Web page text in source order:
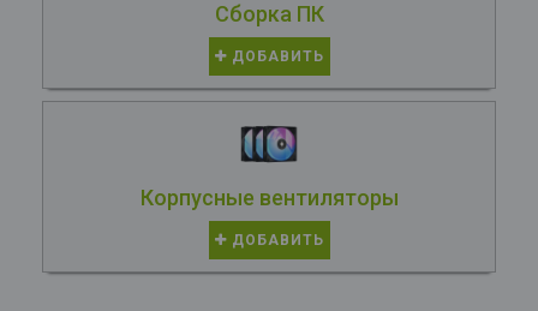
Сборка ПК
ДОБАВИТЬ
Корпусные вентиляторы
ДОБАВИТЬ